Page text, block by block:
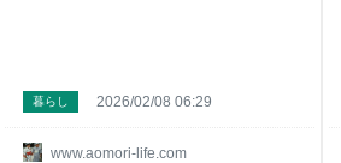
www.aomori-life.com
暮らし 2026/02/08 06:29